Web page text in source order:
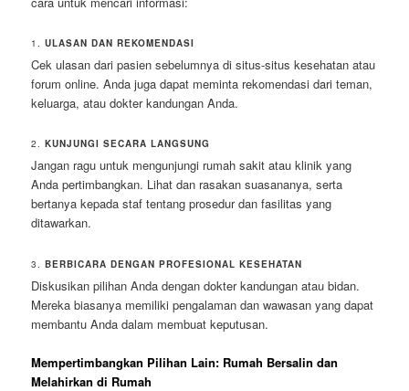
1.ULASAN DAN REKOMENDASI
Cek ulasan dari pasien sebelumnya di situs-situs kesehatan atau
forum online. Anda juga dapat meminta rekomendasi dari teman,
keluarga, atau dokter kandungan Anda.
2.KUNJUNGI SECARA LANGSUNG
Jangan ragu untuk mengunjungi rumah sakit atau klinik yang
Anda pertimbangkan. Lihat dan rasakan suasananya, serta
bertanya kepada staf tentang prosedur dan fasilitas yang
ditawarkan.
3.BERBICARA DENGAN PROFESIONAL KESEHATAN
Diskusikan pilihan Anda dengan dokter kandungan atau bidan.
Mereka biasanya memiliki pengalaman dan wawasan yang dapat
membantu Anda dalam membuat keputusan.
Mempertimbangkan Pilihan Lain: Rumah Bersalin dan
Melahirkan di Rumah